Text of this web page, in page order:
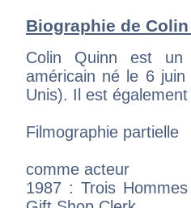
Biographie de
Colin Quinn est un
américain né le 6
Unis). Il est
Filmographie partielle
comme acteur
1987 : Trois